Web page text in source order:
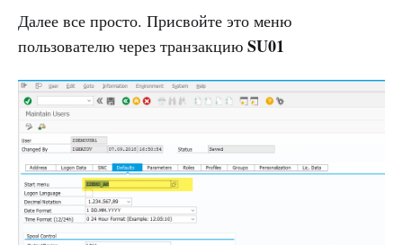
Далее все просто. Присвойте это меню
пользователю через транзакцию SU01